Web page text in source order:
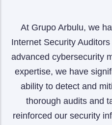
At Grupo Arbulu, we
Internet Security
advanced cybersecurity
expertise, we have
ability to detect and
thorough audits and
reinforced our security